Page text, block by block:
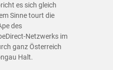
es sich gleich
Sinne tourt die
des
Netzwerks im
ganz Österreich
Halt.